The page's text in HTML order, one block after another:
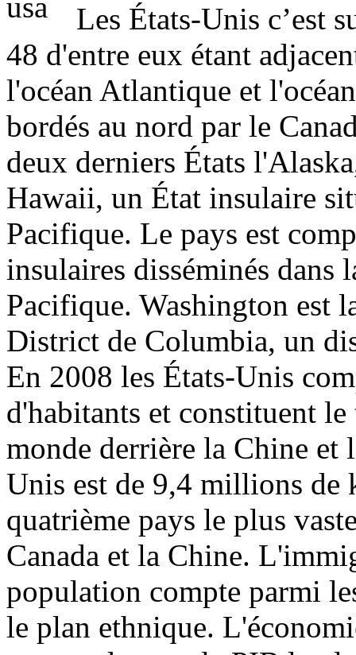
Les États-Unis c’est
48 d'entre eux étant
l'océan Atlantique et
bordés au nord par le
deux derniers États
Hawaii, un État insulaire
Pacifique. Le pays est
insulaires disséminés dans
Pacifique. Washington est
District de Columbia, un
En 2008 les États-Unis
d'habitants et constituent
monde derrière la Chine et
Unis est de 9,4 millions de
quatrième pays le plus
Canada et la Chine.
population compte parmi
le plan ethnique.